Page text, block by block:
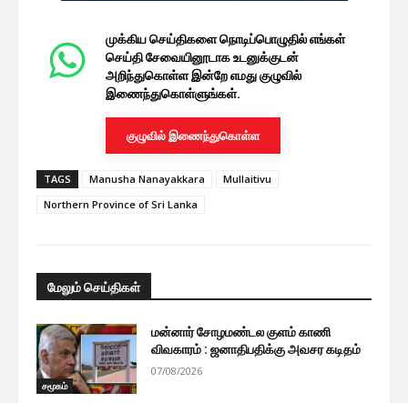
முக்கிய செய்திகளை நொடிப்பொழுதில் எங்கள்
செய்தி சேவையினூடாக உடனுக்குடன்
அறிந்துகொள்ள இன்றே எமது குழுவில்
இணைந்துகொள்ளுங்கள்.
குழுவில் இணைந்துகொள்ள
TAGS Manusha Nanayakkara
Mullaitivu
Northern Province of Sri Lanka
மேலும் செய்திகள்
சமூகம்
மன்னார் சோழமண்டல குளம் காணி
விவகாரம் : ஜனாதிபதிக்கு அவசர கடிதம்
07/08/2026